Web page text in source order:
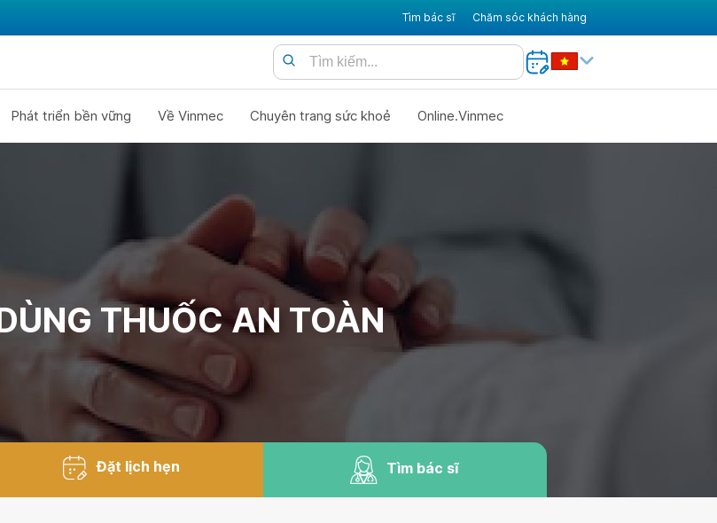
Tìm bác sĩ Chăm sóc khách hàng
Phát triển bền vững Về Vinmec Chuyên trang sức khoẻ Online.Vinmec
THUỐC AN TOÀN
Đặt lịch hẹn Tìm bác sĩ